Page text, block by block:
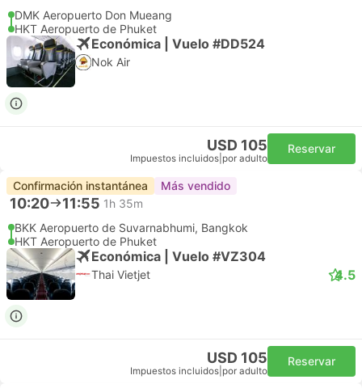
DMK Aeropuerto Don Mueang
HKT Aeropuerto de Phuket
Económica | Vuelo #DD524
Nok Air
USD 105
Impuestos incluidos por adulto
Reservar
Confirmación instantánea Más vendido
10:20 11:55 1h 35m
BKK Aeropuerto de Suvarnabhumi, Bangkok
HKT Aeropuerto de Phuket
Económica | Vuelo #VZ304
Thai Vietjet 4.5
USD 105
Impuestos incluidos por adulto
Reservar